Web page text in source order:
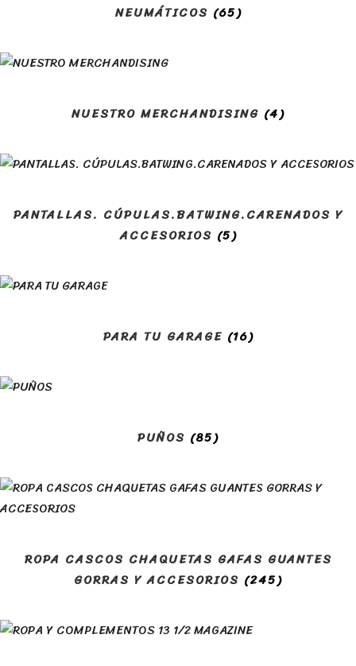
NEUMÁTICOS (65)
NUESTRO MERCHANDISING (4)
PANTALLAS. CÚPULAS.BATWING.CARENADOS Y
ACCESORIOS (5)
PARA TU GARAGE (16)
PUÑOS (85)
ROPA CASCOS CHAQUETAS GAFAS GUANTES
GORRAS Y ACCESORIOS (245)